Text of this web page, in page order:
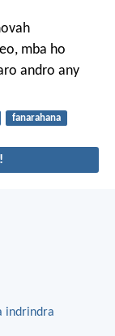
mba ho
andro any
fanarahana
indrindra